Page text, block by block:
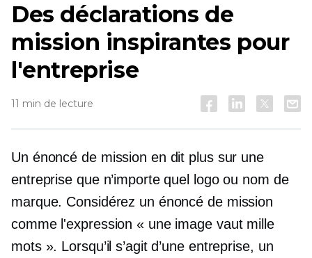
Des déclarations de
mission inspirantes pour
l'entreprise
11 min de lecture
Un énoncé de mission en dit plus sur une
entreprise que n’importe quel logo ou nom de
marque. Considérez un énoncé de mission
comme l'expression « une image vaut mille
mots ». Lorsqu’il s’agit d’une entreprise, un